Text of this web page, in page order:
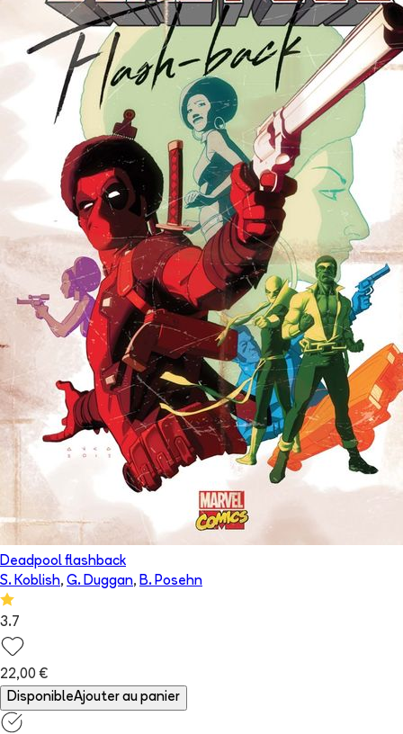
Deadpool flashback
S. Koblish, G. Duggan, B. Posehn
3.7
22,00 €
DisponibleAjouter au panier